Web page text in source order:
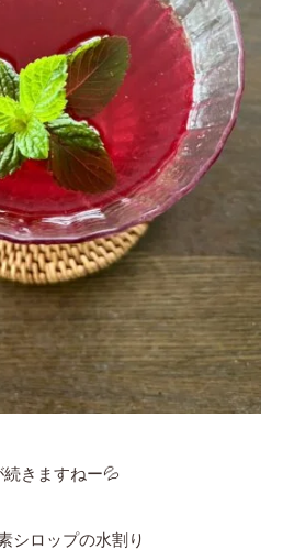
続きますねー💦
シロップの水割り